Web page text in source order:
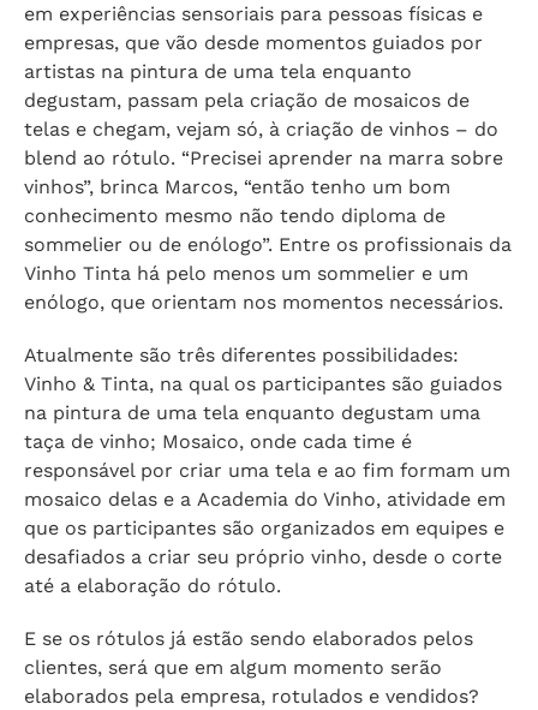
em experiências sensoriais para pessoas físicas e
empresas, que vão desde momentos guiados por
artistas na pintura de uma tela enquanto
degustam, passam pela criação de mosaicos de
telas e chegam, vejam só, à criação de vinhos – do
blend ao rótulo. “Precisei aprender na marra sobre
vinhos”, brinca Marcos, “então tenho um bom
conhecimento mesmo não tendo diploma de
sommelier ou de enólogo”. Entre os profissionais da
Vinho Tinta há pelo menos um sommelier e um
enólogo, que orientam nos momentos necessários.
Atualmente são três diferentes possibilidades:
Vinho & Tinta, na qual os participantes são guiados
na pintura de uma tela enquanto degustam uma
taça de vinho; Mosaico, onde cada time é
responsável por criar uma tela e ao fim formam um
mosaico delas e a Academia do Vinho, atividade em
que os participantes são organizados em equipes e
desafiados a criar seu próprio vinho, desde o corte
até a elaboração do rótulo.
E se os rótulos já estão sendo elaborados pelos
clientes, será que em algum momento serão
elaborados pela empresa, rotulados e vendidos?